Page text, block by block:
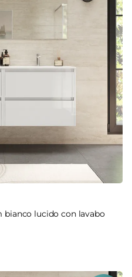
bianco lucido con lavabo